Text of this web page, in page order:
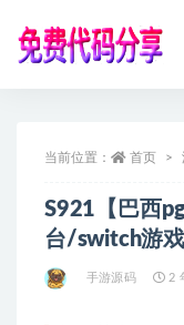
当前位置： 首页
S921【巴西
台/switch游
手游源码 2